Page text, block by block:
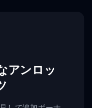
アンロッ